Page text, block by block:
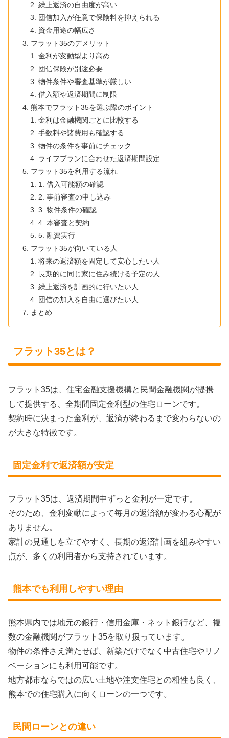
繰上返済の自由度が高い
団信加入が任意で保険料を抑えられる
資金用途の幅広さ
フラット35のデメリット
金利が変動型より高め
団信保険が別途必要
物件条件や審査基準が厳しい
借入額や返済期間に制限
熊本でフラット35を選ぶ際のポイント
金利は金融機関ごとに比較する
手数料や諸費用も確認する
物件の条件を事前にチェック
ライフプランに合わせた返済期間設定
フラット35を利用する流れ
1. 借入可能額の確認
2. 事前審査の申し込み
3. 物件条件の確認
4. 本審査と契約
5. 融資実行
フラット35が向いている人
将来の返済額を固定して安心したい人
長期的に同じ家に住み続ける予定の人
繰上返済を計画的に行いたい人
団信の加入を自由に選びたい人
まとめ
フラット35とは？
フラット35は、住宅金融支援機構と民間金融機関が提携
して提供する、全期間固定金利型の住宅ローンです。
契約時に決まった金利が、返済が終わるまで変わらないの
が大きな特徴です。
固定金利で返済額が安定
フラット35は、返済期間中ずっと金利が一定です。
そのため、金利変動によって毎月の返済額が変わる心配が
ありません。
家計の見通しを立てやすく、長期の返済計画を組みやすい
点が、多くの利用者から支持されています。
熊本でも利用しやすい理由
熊本県内では地元の銀行・信用金庫・ネット銀行など、複
数の金融機関がフラット35を取り扱っています。
物件の条件さえ満たせば、新築だけでなく中古住宅やリノ
ベーションにも利用可能です。
地方都市ならではの広い土地や注文住宅との相性も良く、
熊本での住宅購入に向くローンの一つです。
民間ローンとの違い